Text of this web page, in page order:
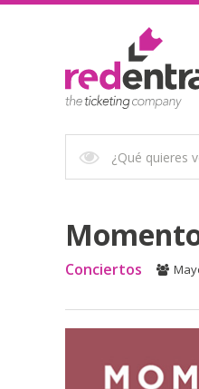
¿Qué quieres
Conciertos